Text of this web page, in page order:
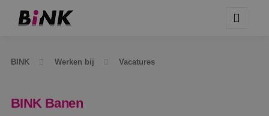
BINK Werken bij Vacatures
BINK Banen